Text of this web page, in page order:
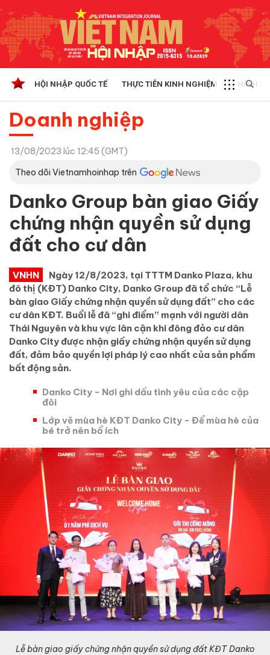
HỘI NHẬP QUỐC TẾ THỰC TIỄN KINH NGHIỆM CHÍNH
Doanh nghiệp
13/08/2023 lúc 12:45 (GMT)
Theo dõi Vietnamhoinhap trên
Danko Group bàn giao Giấy
chứng nhận quyền sử dụng
đất cho cư dân
VNHN
Ngày 12/8/2023, tại TTTM Danko Plaza, khu
đô thị (KĐT) Danko City, Danko Group đã tổ chức “Lễ
bàn giao Giấy chứng nhận quyền sử dụng đất” cho các
cư dân KĐT. Buổi lễ đã “ghi điểm” mạnh với người dân
Thái Nguyên và khu vực lân cận khi đông đảo cư dân
Danko City được nhận giấy chứng nhận quyền sử dụng
đất, đảm bảo quyền lợi pháp lý cao nhất của sản phẩm
bất động sản.
Danko City - Nơi ghi dấu tình yêu của các cặp
đôi
Lớp vẽ mùa hè KĐT Danko City - Để mùa hè của
bé trở nên bổ ích
Lễ bàn giao giấy chứng nhận quyền sử dụng đất KĐT Danko